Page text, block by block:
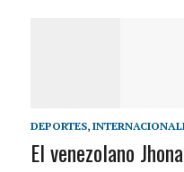
DEPORTES,
El venezolano